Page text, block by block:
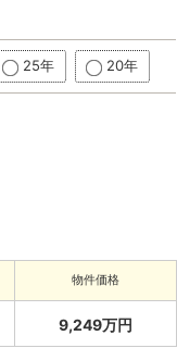
25年 20年
物件価格
9,249万円